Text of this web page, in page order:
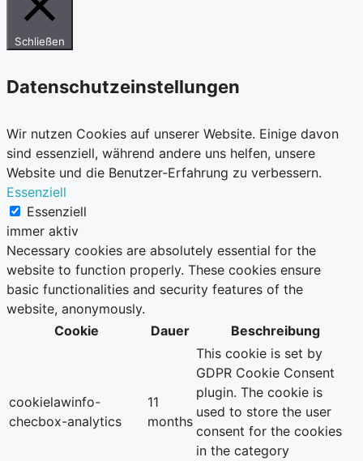
Schließen
Datenschutzeinstellungen
Wir nutzen Cookies auf unserer Website. Einige davon
sind essenziell, während andere uns helfen, unsere
Website und die Benutzer-Erfahrung zu verbessern.
Essenziell
Essenziell
immer aktiv
Necessary cookies are absolutely essential for the
website to function properly. These cookies ensure
basic functionalities and security features of the
website, anonymously.
Cookie
Dauer Beschreibung
cookielawinfo-
checbox-analytics
11
months
This cookie is set by
GDPR Cookie Consent
plugin. The cookie is
used to store the user
consent for the cookies
in the category